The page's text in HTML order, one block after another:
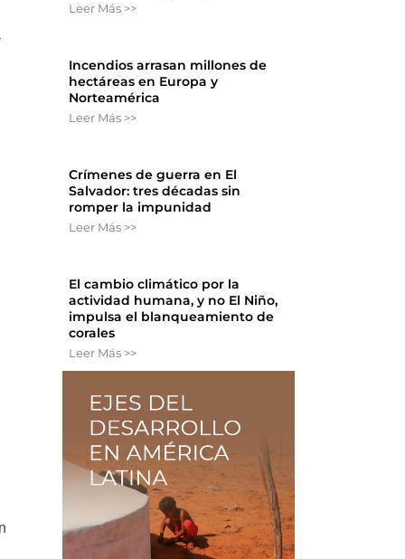
Leer Más >>
Incendios arrasan millones de
hectáreas en Europa y
Norteamérica
Leer Más >>
Crímenes de guerra en El
Salvador: tres décadas sin
romper la impunidad
Leer Más >>
El cambio climático por la
actividad humana, y no El Niño,
impulsa el blanqueamiento de
corales
Leer Más >>